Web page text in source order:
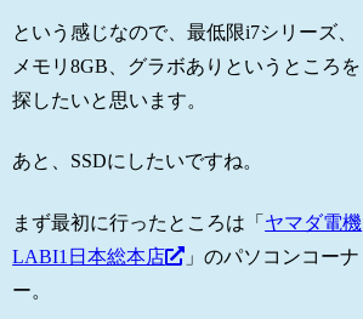
という感じなので、最低限i7シリーズ、
メモリ8GB、グラボありというところを
探したいと思います。
あと、SSDにしたいですね。
まず最初に行ったところは「 ヤマダ電機
LABI1日本総本店
」のパソコンコーナ
ー。